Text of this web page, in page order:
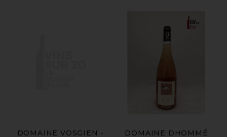
DOMAINE VOSGIEN -
DOMAINE DHOMMÉ